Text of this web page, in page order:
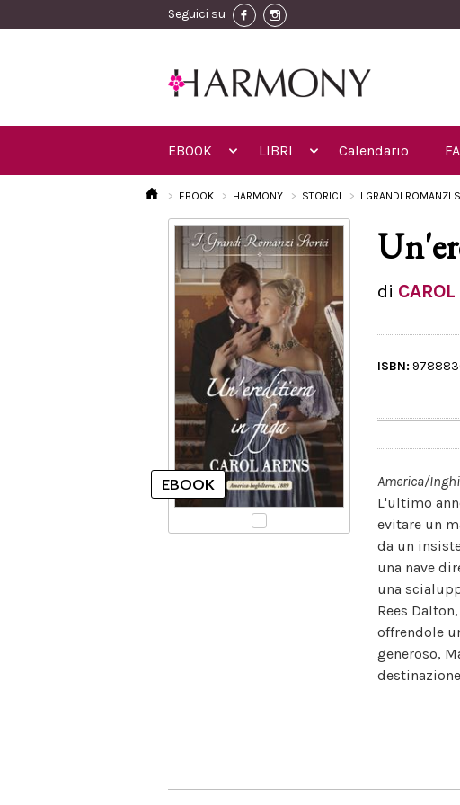
Seguici su
EBOOK LIBRI Calendario
EBOOK HARMONY STORICI I GRANDI ROMANZI
di
ISBN:
America/
L'ultimo
evitare un
da un
una nave
una
Rees
offrendole
generoso,